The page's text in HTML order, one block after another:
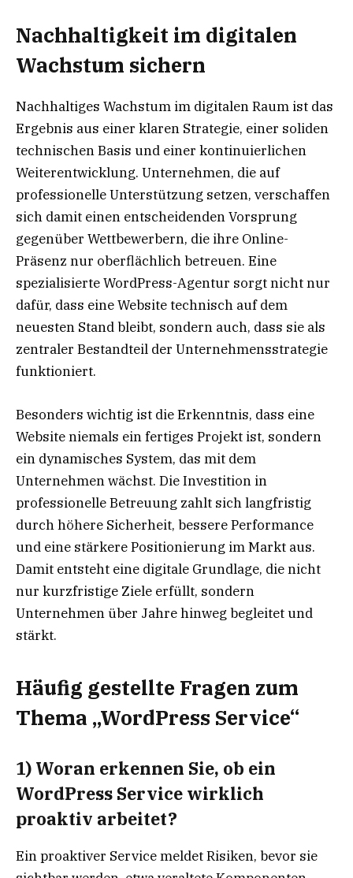
Nachhaltigkeit im digitalen
Wachstum sichern
Nachhaltiges Wachstum im digitalen Raum ist das
Ergebnis aus einer klaren Strategie, einer soliden
technischen Basis und einer kontinuierlichen
Weiterentwicklung. Unternehmen, die auf
professionelle Unterstützung setzen, verschaffen
sich damit einen entscheidenden Vorsprung
gegenüber Wettbewerbern, die ihre Online-
Präsenz nur oberflächlich betreuen. Eine
spezialisierte WordPress-Agentur sorgt nicht nur
dafür, dass eine Website technisch auf dem
neuesten Stand bleibt, sondern auch, dass sie als
zentraler Bestandteil der Unternehmensstrategie
funktioniert.
Besonders wichtig ist die Erkenntnis, dass eine
Website niemals ein fertiges Projekt ist, sondern
ein dynamisches System, das mit dem
Unternehmen wächst. Die Investition in
professionelle Betreuung zahlt sich langfristig
durch höhere Sicherheit, bessere Performance
und eine stärkere Positionierung im Markt aus.
Damit entsteht eine digitale Grundlage, die nicht
nur kurzfristige Ziele erfüllt, sondern
Unternehmen über Jahre hinweg begleitet und
stärkt.
Häufig gestellte Fragen zum
Thema „WordPress Service“
1) Woran erkennen Sie, ob ein
WordPress Service wirklich
proaktiv arbeitet?
Ein proaktiver Service meldet Risiken, bevor sie